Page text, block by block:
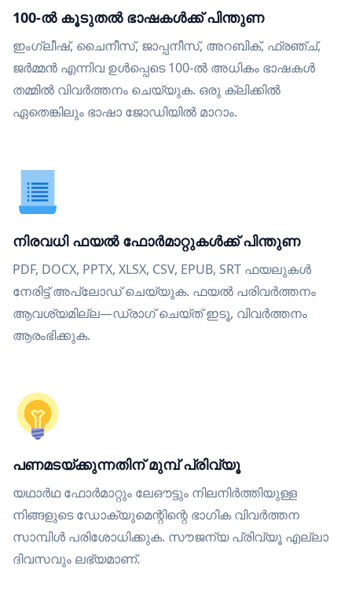
100-ൽ കൂടുതൽ ഭാഷകൾക്ക് പിന്തുണ
ഇംഗ്ലീഷ്, ചൈനീസ്, ജാപ്പനീസ്, അറബിക്, ഫ്രഞ്ച്,
ജർമ്മൻ എന്നിവ ഉൾപ്പെടെ 100-ൽ അധികം ഭാഷകൾ
തമ്മിൽ വിവർത്തനം ചെയ്യുക. ഒരു ക്ലിക്കിൽ
ഏതെങ്കിലും ഭാഷാ ജോഡിയിൽ മാറാം.
നിരവധി ഫയൽ ഫോർമാറ്റുകൾക്ക് പിന്തുണ
PDF, DOCX, PPTX, XLSX, CSV, EPUB, SRT ഫയലുകൾ
നേരിട്ട് അപ്‌ലോഡ് ചെയ്യുക. ഫയൽ പരിവർത്തനം
ആവശ്യമില്ല—ഡ്രാഗ് ചെയ്ത് ഇടൂ, വിവർത്തനം
ആരംഭിക്കുക.
പണമടയ്ക്കുന്നതിന് മുമ്പ് പ്രിവ്യൂ
യഥാർഥ ഫോർമാറ്റും ലേഔട്ടും നിലനിർത്തിയുള്ള
നിങ്ങളുടെ ഡോക്യുമെന്റിന്റെ ഭാഗിക വിവർത്തന
സാമ്പിൾ പരിശോധിക്കുക. സൗജന്യ പ്രിവ്യൂ എല്ലാ
ദിവസവും ലഭ്യമാണ്.